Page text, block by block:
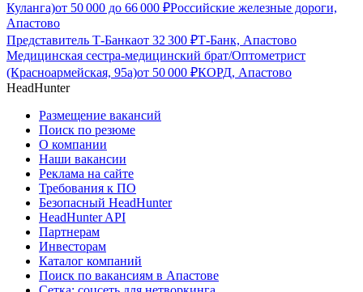
Куланга)от 50 000 до 66 000 ₽Российские железные дороги,
Апастово
Представитель Т-Банкаот 32 300 ₽Т-Банк, Апастово
Медицинская сестра-медицинский брат/Оптометрист
(Красноармейская, 95а)от 50 000 ₽КОРД, Апастово
HeadHunter
Размещение вакансий
Поиск по резюме
О компании
Наши вакансии
Реклама на сайте
Требования к ПО
Безопасный HeadHunter
HeadHunter API
Партнерам
Инвесторам
Каталог компаний
Поиск по вакансиям в Апастове